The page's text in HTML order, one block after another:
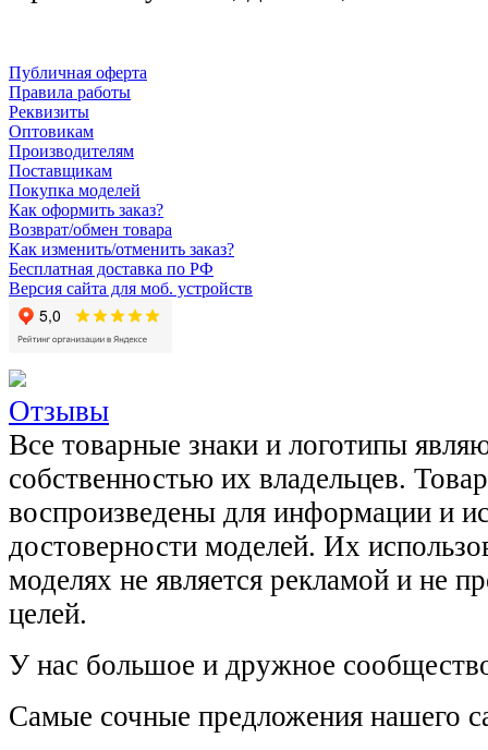
Публичная оферта
Правила работы
Реквизиты
Оптовикам
Производителям
Поставщикам
Покупка моделей
Как оформить заказ?
Возврат/обмен товара
Как изменить/отменить заказ?
Бесплатная доставка по РФ
Версия сайта для моб. устройств
Отзывы
Все товарные знаки и логотипы
собственностью их владельцев.
воспроизведены для информации и
достоверности моделей. Их
моделях не является рекламой и не
целей.
У нас большое и дружное
Самые сочные предложения нашего